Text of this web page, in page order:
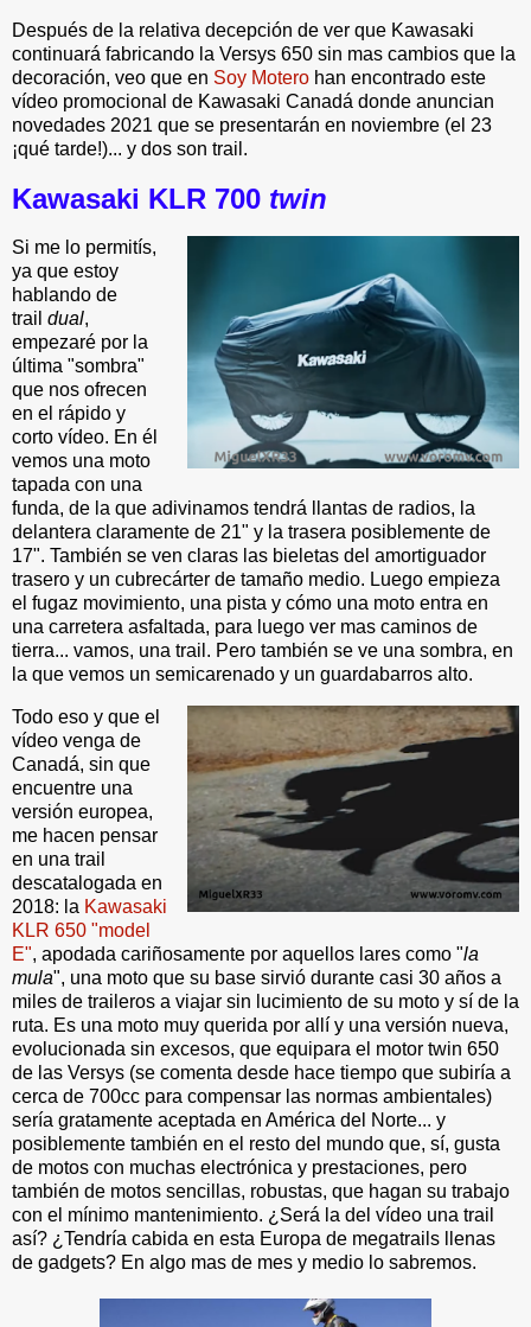
Después de la relativa decepción de ver que Kawasaki
continuará fabricando la Versys 650 sin mas cambios que la
decoración, veo que en Soy Motero han encontrado este
vídeo promocional de Kawasaki Canadá donde anuncian
novedades 2021 que se presentarán en noviembre (el 23
¡qué tarde!)... y dos son trail.
Kawasaki KLR 700 twin
Si me lo permitís,
ya que estoy
hablando de
trail dual,
empezaré por la
última "sombra"
que nos ofrecen
en el rápido y
corto vídeo. En él
vemos una moto
tapada con una
funda, de la que adivinamos tendrá llantas de radios, la
delantera claramente de 21" y la trasera posiblemente de
17". También se ven claras las bieletas del amortiguador
trasero y un cubrecárter de tamaño medio. Luego empieza
el fugaz movimiento, una pista y cómo una moto entra en
una carretera asfaltada, para luego ver mas caminos de
tierra... vamos, una trail. Pero también se ve una sombra, en
la que vemos un semicarenado y un guardabarros alto.
Todo eso y que el
vídeo venga de
Canadá, sin que
encuentre una
versión europea,
me hacen pensar
en una trail
descatalogada en
2018: la Kawasaki
KLR 650 "model
E", apodada cariñosamente por aquellos lares como "la
mula", una moto que su base sirvió durante casi 30 años a
miles de traileros a viajar sin lucimiento de su moto y sí de la
ruta. Es una moto muy querida por allí y una versión nueva,
evolucionada sin excesos, que equipara el motor twin 650
de las Versys (se comenta desde hace tiempo que subiría a
cerca de 700cc para compensar las normas ambientales)
sería gratamente aceptada en América del Norte... y
posiblemente también en el resto del mundo que, sí, gusta
de motos con muchas electrónica y prestaciones, pero
también de motos sencillas, robustas, que hagan su trabajo
con el mínimo mantenimiento. ¿Será la del vídeo una trail
así? ¿Tendría cabida en esta Europa de megatrails llenas
de gadgets? En algo mas de mes y medio lo sabremos.